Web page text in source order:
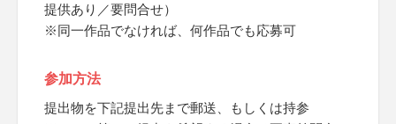
提供あり／要問合せ）
※同一作品でなければ、何作品でも応募可
参加方法
提出物を下記提出先まで郵送、もしくは持参